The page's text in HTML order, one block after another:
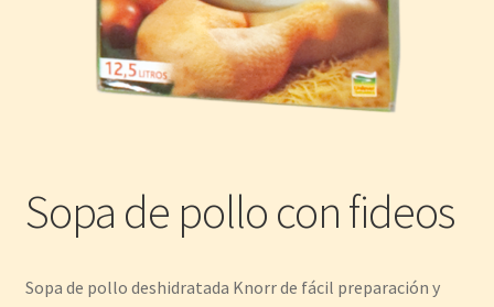
Sopa de pollo con fideos
Sopa de pollo deshidratada Knorr de fácil preparación y